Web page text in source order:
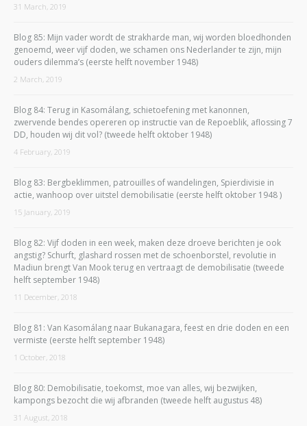
31 March, 2019
Blog 85: Mijn vader wordt de strakharde man, wij worden bloedhonden
genoemd, weer vijf doden, we schamen ons Nederlander te zijn, mijn
ouders dilemma’s (eerste helft november 1948)
2 March, 2019
Blog 84: Terug in Kasomálang, schietoefening met kanonnen,
zwervende bendes opereren op instructie van de Repoeblik, aflossing 7
DD, houden wij dit vol? (tweede helft oktober 1948)
4 February, 2019
Blog 83: Bergbeklimmen, patrouilles of wandelingen, Spierdivisie in
actie, wanhoop over uitstel demobilisatie (eerste helft oktober 1948 )
15 January, 2019
Blog 82: Vijf doden in een week, maken deze droeve berichten je ook
angstig? Schurft, glashard rossen met de schoenborstel, revolutie in
Madiun brengt Van Mook terug en vertraagt de demobilisatie (tweede
helft september 1948)
11 December, 2018
Blog 81: Van Kasomálang naar Bukanagara, feest en drie doden en een
vermiste (eerste helft september 1948)
1 October, 2018
Blog 80: Demobilisatie, toekomst, moe van alles, wij bezwijken,
kampongs bezocht die wij afbranden (tweede helft augustus 48)
31 August, 2018